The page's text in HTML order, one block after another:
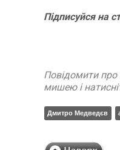
Підписуйся на
Повідомити про
мишею і
Дмитро Медведєв